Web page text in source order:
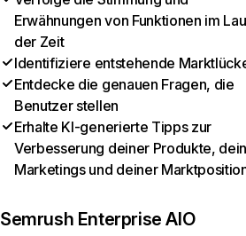
Erwähnungen von Funktionen im
der Zeit
Identifiziere entstehende
Entdecke die genauen Fragen, die
Benutzer stellen
Erhalte KI-generierte Tipps zur
Verbesserung deiner Produkte,
Marketings und deiner
Semrush Enterprise AIO